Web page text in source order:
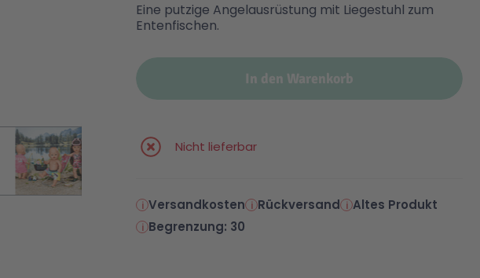
Eine putzige Angelausrüstung mit Liegestuhl zum
Entenfischen.
In den Warenkorb
Nicht lieferbar
Versandkosten Rückversand
Altes Produkt
Begrenzung: 30